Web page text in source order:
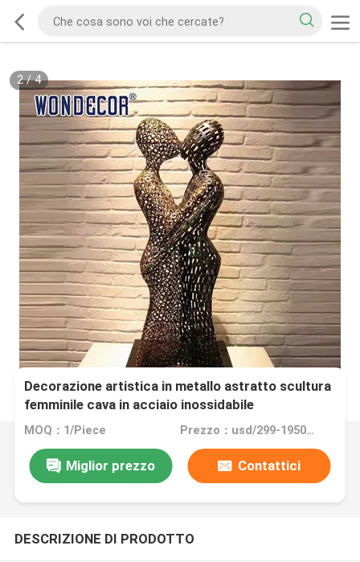
2/4
Decorazione artistica in metallo astratto scultura
femminile cava in acciaio inossidabile
MOQ：1/Piece Prezzo：usd/299-19500/Piece
Miglior prezzo Contattici
DESCRIZIONE DI PRODOTTO